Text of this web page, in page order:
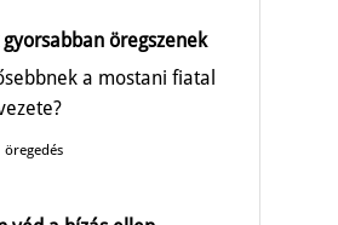
öregszenek
a mostani fiatal
öregedés